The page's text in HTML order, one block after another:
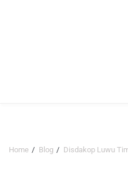
Home Blog Disdakop Luwu